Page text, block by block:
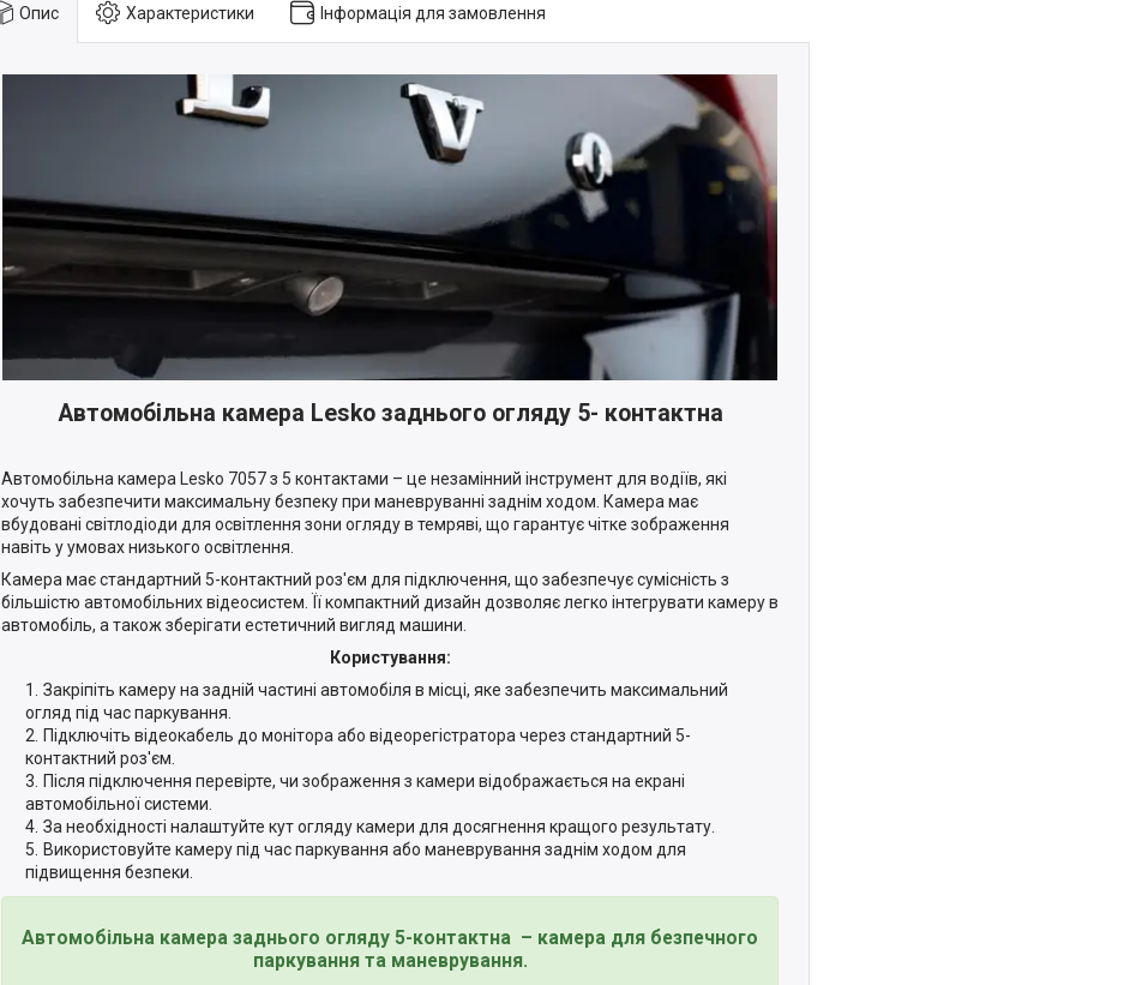
Опис Характеристики Інформація для замовлення
Автомобільна камера Lesko заднього огляду 5- контактна
Автомобільна камера Lesko 7057 з 5 контактами – це незамінний інструмент для водіїв, які
хочуть забезпечити максимальну безпеку при маневруванні заднім ходом. Камера має
вбудовані світлодіоди для освітлення зони огляду в темряві, що гарантує чітке зображення
навіть у умовах низького освітлення.
Камера має стандартний 5-контактний роз'єм для підключення, що забезпечує сумісність з
більшістю автомобільних відеосистем. Її компактний дизайн дозволяє легко інтегрувати камеру в
автомобіль, а також зберігати естетичний вигляд машини.
Користування:
Закріпіть камеру на задній частині автомобіля в місці, яке забезпечить максимальний
огляд під час паркування.
Підключіть відеокабель до монітора або відеорегістратора через стандартний 5-
контактний роз'єм.
Після підключення перевірте, чи зображення з камери відображається на екрані
автомобільної системи.
За необхідності налаштуйте кут огляду камери для досягнення кращого результату.
Використовуйте камеру під час паркування або маневрування заднім ходом для
підвищення безпеки.
Автомобільна камера заднього огляду 5-контактна – камера для безпечного
паркування та маневрування.